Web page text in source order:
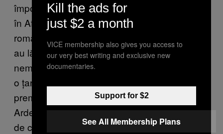
împotriva umanității de către armata germană
în Afghanistan, la Kunduz. Organizatorii
români au zis că nu putem jigni țara gazdă și
au lăsat doar patru din 40 de lucrări, deși
nemții au spus că pot fi expuse, căci ei sunt
o țară liberă. Acum câțiva ani mi-a fost retras
premiul pentru cea mai bună pictură din
Ardeal sub 35 de ani, în momentul decernării
de către consulatul german, la Sibiu, pe
Kill the ads for
just $2 a month
VICE membership also gives you access to
our very best writing and exclusive new
documentaries.
Support for $2
See All Membership Plans